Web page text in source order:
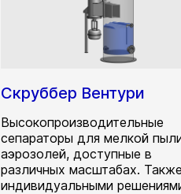
Скруббер Вентури
Высокопроизводительные
сепараторы для мелкой
аэрозолей, доступные в
различных масштабах.
индивидуальными